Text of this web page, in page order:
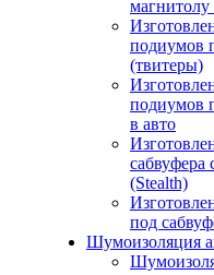
подиумов
(твитеры)
подиумов
в авто
сабвуфера
(Stealth)
под
Шумоизоляция